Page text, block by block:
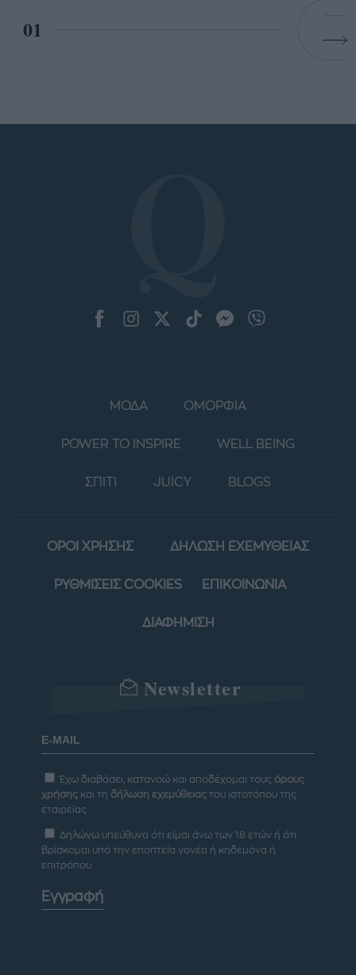
01
ΜΟΔΑ ΟΜΟΡΦΙΑ
POWER TO INSPIRE WELL BEING
ΣΠΙΤΙ JUICY BLOGS
ΟΡΟΙ ΧΡΗΣΗΣ ΔΗΛΩΣΗ ΕΧΕΜΥΘΕΙΑΣ
ΡΥΘΜΙΣΕΙΣ COOKIES ΕΠΙΚΟΙΝΩΝΙΑ
ΔΙΑΦΗΜΙΣΗ
Newsletter
Έχω διαβάσει, κατανοώ και αποδέχομαι τους όρους
χρήσης και τη δήλωση εχεμύθειας του ιστοτόπου της
εταιρείας
Δηλώνω υπεύθυνα ότι είμαι άνω των 18 ετών ή ότι
βρίσκομαι υπό την εποπτεία γονέα ή κηδεμόνα ή
επιτρόπου
Εγγραφή